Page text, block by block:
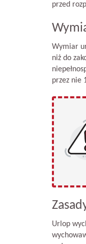
przed
Wymiar
niż do
przez nie
Urlop